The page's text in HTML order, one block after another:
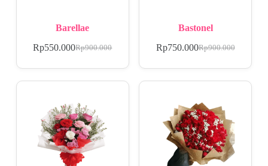
Barellae
Rp900.000
Rp550.000
Bastonel
Rp900.000
Rp750.000